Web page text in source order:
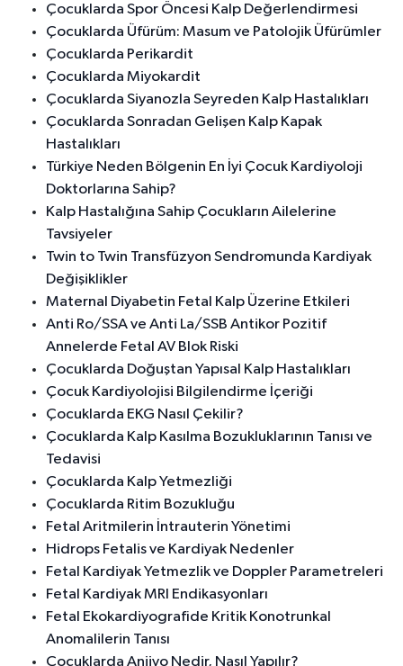
Çocuklarda Spor Öncesi Kalp Değerlendirmesi
Çocuklarda Üfürüm: Masum ve Patolojik Üfürümler
Çocuklarda Perikardit
Çocuklarda Miyokardit
Çocuklarda Siyanozla Seyreden Kalp Hastalıkları
Çocuklarda Sonradan Gelişen Kalp Kapak
Hastalıkları
Türkiye Neden Bölgenin En İyi Çocuk Kardiyoloji
Doktorlarına Sahip?
Kalp Hastalığına Sahip Çocukların Ailelerine
Tavsiyeler
Twin to Twin Transfüzyon Sendromunda Kardiyak
Değişiklikler
Maternal Diyabetin Fetal Kalp Üzerine Etkileri
Anti Ro/SSA ve Anti La/SSB Antikor Pozitif
Annelerde Fetal AV Blok Riski
Çocuklarda Doğuştan Yapısal Kalp Hastalıkları
Çocuk Kardiyolojisi Bilgilendirme İçeriği
Çocuklarda EKG Nasıl Çekilir?
Çocuklarda Kalp Kasılma Bozukluklarının Tanısı ve
Tedavisi
Çocuklarda Kalp Yetmezliği
Çocuklarda Ritim Bozukluğu
Fetal Aritmilerin İntrauterin Yönetimi
Hidrops Fetalis ve Kardiyak Nedenler
Fetal Kardiyak Yetmezlik ve Doppler Parametreleri
Fetal Kardiyak MRI Endikasyonları
Fetal Ekokardiyografide Kritik Konotrunkal
Anomalilerin Tanısı
Çocuklarda Anjiyo Nedir, Nasıl Yapılır?